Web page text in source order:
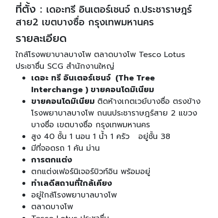
ที่ตั้ง : เดอะทรี อินเตอร์เชนจ์ ถ.ประชาราษฎร์
สาย2 เขตบางซื่อ กรุงเทพมหานคร
รายละเอียด
ใกล้โรงพยาบาลบางโพ ตลาดบางโพ Tesco Lotus
ประชาชื่น SCG สำนักงานใหญ่
เดอะ ทรี อินเตอร์เชนจ์ (The Tree
Interchange ) ขายคอนโดมิเนียม
ขายคอนโดมิเนียม ติดห้างเกตเวย์บางซื่อ ตรงข้าง
โรงพยาบาลบางโพ ถนนประชาราษฎร์สาย 2 แขวง
บางซื่อ เขตบางซื่อ กรุงเทพมหานคร
สูง 40 ชั้น 1 นอน 1 น้ำ 1 ครัว อยู่ชั้น 38
มีที่จอดรถ 1 คัน ม่าน
การตกแต่ง
ตกแต่งเฟอร์นิเจอร์บิวท์อิน พร้อมอยู่
ทำเลดีสถานที่ใกล้เคียง
อยู่ใกล้โรงพยาบาลบางโพ
ตลาดบางโพ